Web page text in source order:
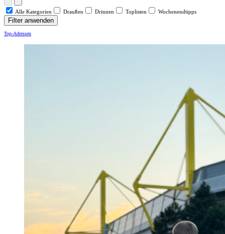
Alle Kategorien Draußen Drinnen Toplisten Wochenendtipps
Filter anwenden
Top-Adressen